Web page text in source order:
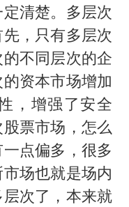
清楚。多层次
，只有多层次
不同层次的企
资本市场增加
，增强了安全
票市场，怎么
点偏多，很多
场也就是场内
次了，本来就